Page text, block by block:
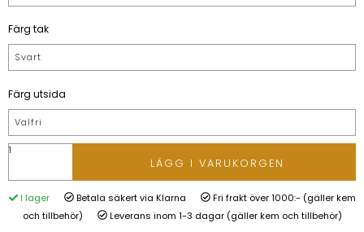
Färg tak
Svart
Färg utsida
Valfri
LÄGG I VARUKORGEN
I lager Betala säkert via Klarna
Fri frakt över 1000:- (gäller kem
och tillbehör)
Leverans inom 1-3 dagar (gäller kem och tillbehör)